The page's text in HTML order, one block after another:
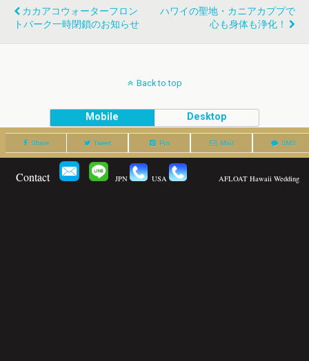
カカアコウォーターフロン
トパーク一時閉鎖のお知らせ
ハワイの聖地・カニアカププで
心も身体も浄化！
Back to top
Mobile Desktop
Share Tweet Pin Mail SMS
Contact JPN USA AFLOAT Hawaii